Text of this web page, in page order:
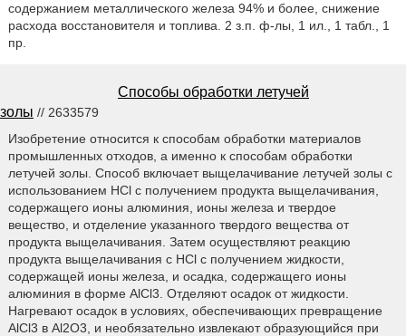
содержанием металлического железа 94% и более, снижение
расхода восстановителя и топлива. 2 з.п. ф-лы, 1 ил., 1 табл., 1
пр.
Способы обработки летучей
золы // 2633579
Изобретение относится к способам обработки материалов
промышленных отходов, а именно к способам обработки
летучей золы. Способ включает выщелачивание летучей золы с
использованием HCl с получением продукта выщелачивания,
содержащего ионы алюминия, ионы железа и твердое
вещество, и отделение указанного твердого вещества от
продукта выщелачивания. Затем осуществляют реакцию
продукта выщелачивания с HCl с получением жидкости,
содержащей ионы железа, и осадка, содержащего ионы
алюминия в форме AlCl3. Отделяют осадок от жидкости.
Нагревают осадок в условиях, обеспечивающих превращение
AlCl3 в Al2O3, и необязательно извлекают образующийся при